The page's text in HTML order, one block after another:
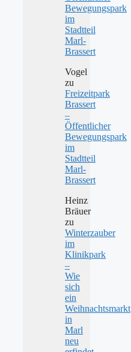
Bewegungspark
im
Stadtteil
Marl-
Brassert
Vogel
zu
Freizeitpark
Brassert
–
Öffentlicher
Bewegungspark
im
Stadtteil
Marl-
Brassert
Heinz
Bräuer
zu
Winterzauber
im
Klinikpark
–
Wie
sich
ein
Weihnachtsmarkt
in
Marl
neu